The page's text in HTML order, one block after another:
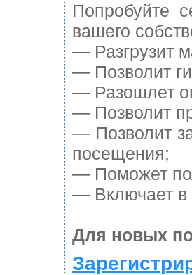
Попробуйте
вашего
— Разгрузит
— Позволит
— Разошлет
— Позволит
— Позволит
посещения;
— Поможет
— Включает в
Для новых